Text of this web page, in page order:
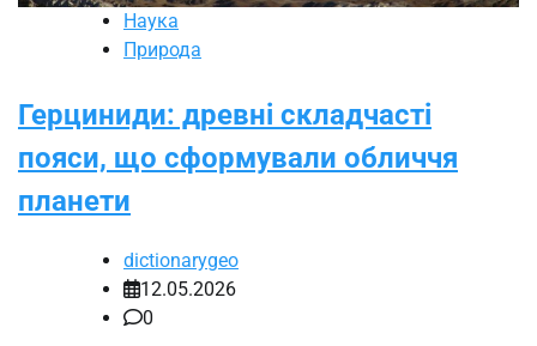
Наука
Природа
Герциниди: древні складчасті
пояси, що сформували обличчя
планети
dictionarygeo
12.05.2026
0